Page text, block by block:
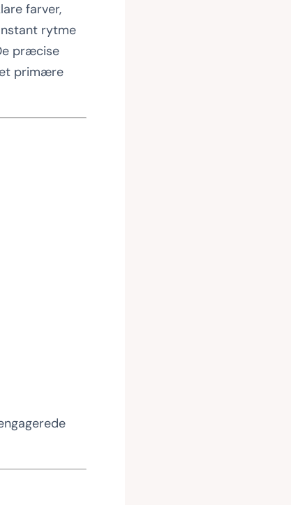
farver,
rytme
præcise
primære